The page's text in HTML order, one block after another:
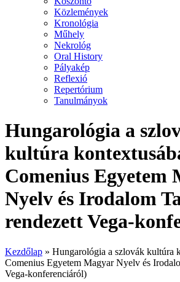
Közlemények
Kronológia
Műhely
Nekrológ
Oral History
Pályakép
Reflexió
Repertórium
Tanulmányok
Hungarológia a
kultúra
Comenius Egyetem
Nyelv és Irodalom
rendezett Vega-
Kezdőlap » Hungarológia a szlovák kultúra
Comenius Egyetem Magyar Nyelv és
Vega-konferenciáról)